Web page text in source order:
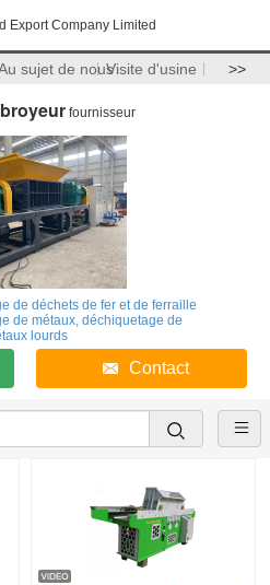
Export Company Limited
sujet de nousVisite d'usine >>
fournisseur
de déchets de fer et de ferraille
de métaux, déchiquetage de
lourds
Contact